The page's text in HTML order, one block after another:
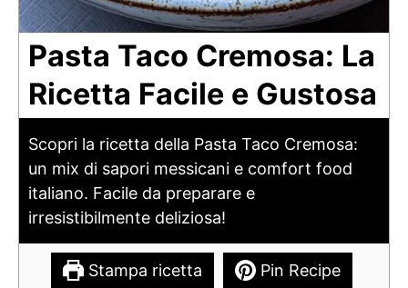
Pasta Taco Cremosa: La
Ricetta Facile e Gustosa
Scopri la ricetta della Pasta Taco Cremosa:
un mix di sapori messicani e comfort food
italiano. Facile da preparare e
irresistibilmente deliziosa!
Stampa ricetta Pin Recipe